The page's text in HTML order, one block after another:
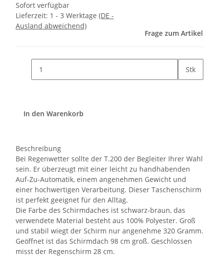
Sofort verfügbar
Lieferzeit: 1 - 3 Werktage (DE -
Ausland abweichend)
Frage zum Artikel
Stk
In den Warenkorb
Beschreibung
Bei Regenwetter sollte der T.200 der Begleiter Ihrer Wahl
sein. Er überzeugt mit einer leicht zu handhabenden
Auf-Zu-Automatik, einem angenehmen Gewicht und
einer hochwertigen Verarbeitung. Dieser Taschenschirm
ist perfekt geeignet für den Alltag.
Die Farbe des Schirmdaches ist schwarz-braun, das
verwendete Material besteht aus 100% Polyester. Groß
und stabil wiegt der Schirm nur angenehme 320 Gramm.
Geöffnet ist das Schirmdach 98 cm groß. Geschlossen
misst der Regenschirm 28 cm.